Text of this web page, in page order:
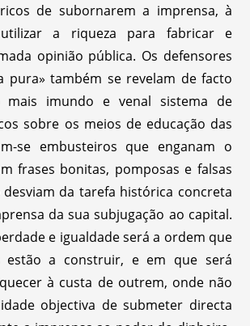
de subornarem a imprensa, à
a riqueza para fabricar e
opinião pública. Os defensores
pura» também se revelam de facto
mais imundo e venal sistema de
sobre os meios de educação das
se embusteiros que enganam o
frases bonitas, pomposas e falsas
da tarefa histórica concreta
da sua subjugação ao capital.
e igualdade será a ordem que
estão a construir, e em que será
à custa de outrem, onde não
objectiva de submeter directa